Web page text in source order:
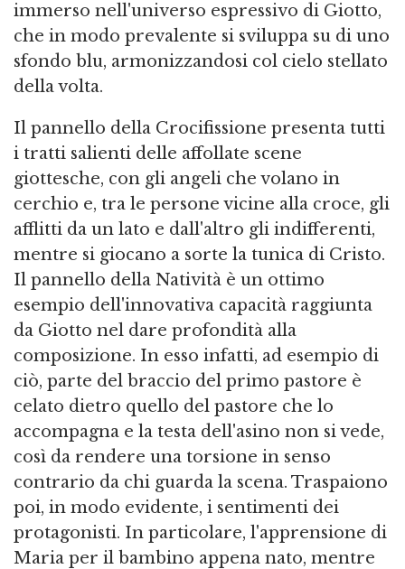
immerso nell'universo espressivo di Giotto,
che in modo prevalente si sviluppa su di uno
sfondo blu, armonizzandosi col cielo stellato
della volta.
Il pannello della Crocifissione presenta tutti
i tratti salienti delle affollate scene
giottesche, con gli angeli che volano in
cerchio e, tra le persone vicine alla croce, gli
afflitti da un lato e dall'altro gli indifferenti,
mentre si giocano a sorte la tunica di Cristo.
Il pannello della Natività è un ottimo
esempio dell'innovativa capacità raggiunta
da Giotto nel dare profondità alla
composizione. In esso infatti, ad esempio di
ciò, parte del braccio del primo pastore è
celato dietro quello del pastore che lo
accompagna e la testa dell'asino non si vede,
così da rendere una torsione in senso
contrario da chi guarda la scena. Traspaiono
poi, in modo evidente, i sentimenti dei
protagonisti. In particolare, l'apprensione di
Maria per il bambino appena nato, mentre